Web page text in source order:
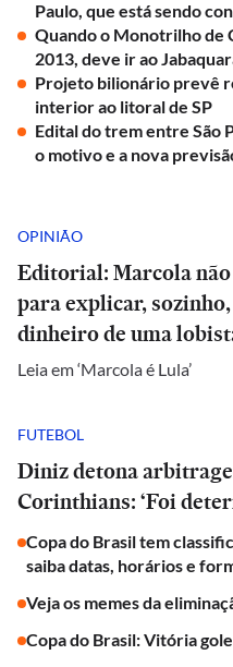
Paulo, que está sendo
Quando o Monotrilho de
2013, deve ir ao
Projeto bilionário prevê
interior ao litoral de SP
Edital do trem entre São
o motivo e a nova
OPINIÃO
Editorial: Marcola
para explicar,
dinheiro de uma
Leia em ‘Marcola é Lula’
FUTEBOL
Diniz detona
Corinthians: ‘Foi
Copa do Brasil tem
saiba datas, horários e
Veja os memes da
Copa do Brasil: Vitória